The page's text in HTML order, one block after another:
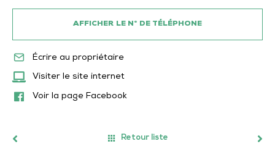
AFFICHER LE N° DE TÉLÉPHONE
Écrire au propriétaire
Visiter le site internet
Voir la page Facebook
Retour liste